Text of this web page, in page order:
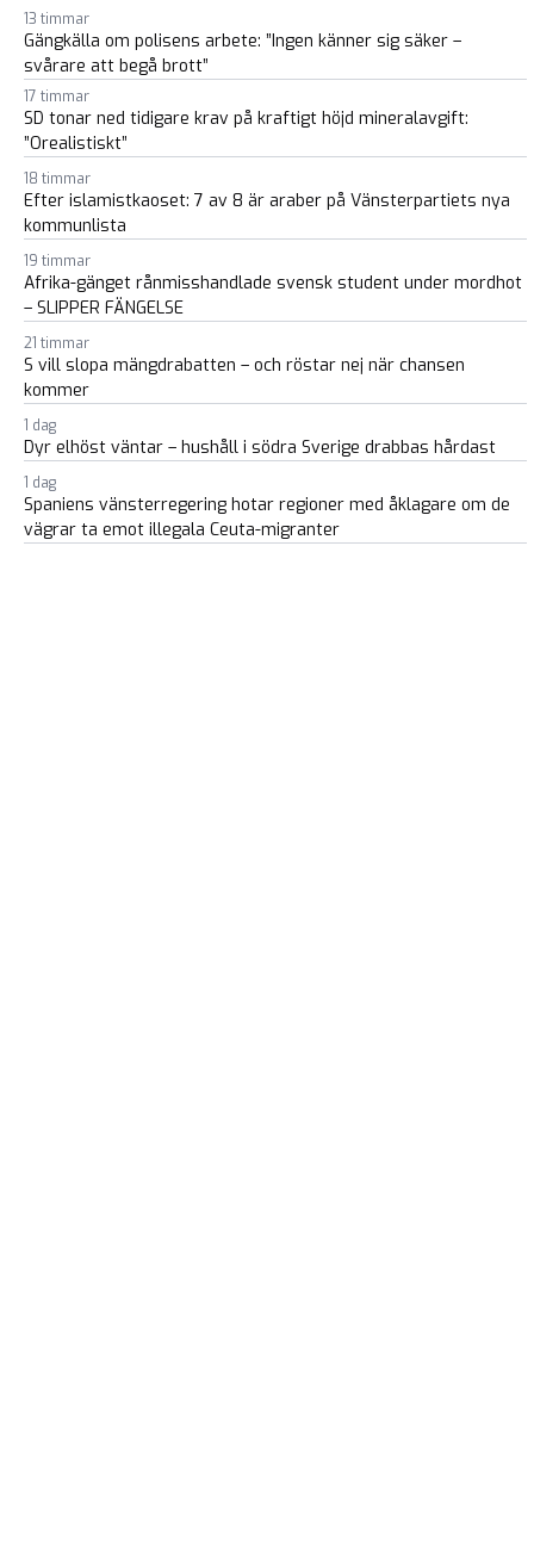
13 timmar
Gängkälla om polisens arbete: ”Ingen känner sig säker –
svårare att begå brott”
17 timmar
SD tonar ned tidigare krav på kraftigt höjd mineralavgift:
”Orealistiskt”
18 timmar
Efter islamistkaoset: 7 av 8 är araber på Vänsterpartiets nya
kommunlista
19 timmar
Afrika-gänget rånmisshandlade svensk student under mordhot
– SLIPPER FÄNGELSE
21 timmar
S vill slopa mängdrabatten – och röstar nej när chansen
kommer
1 dag
Dyr elhöst väntar – hushåll i södra Sverige drabbas hårdast
1 dag
Spaniens vänsterregering hotar regioner med åklagare om de
vägrar ta emot illegala Ceuta-migranter